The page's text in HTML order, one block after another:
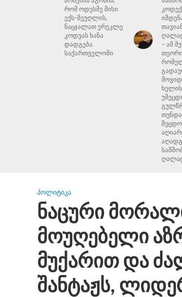
რომ ოდესმე მისი
ექს-მეუღლის,
ნაცჯალათ ერეკლე
კოდუას ხანა
დადგება
საქართველოში
– ამ
ᲞᲝᲚᲘᲢᲘᲙᲐ
ნაცური
მოუღებელი
მუქარით და
შანტაჟს,